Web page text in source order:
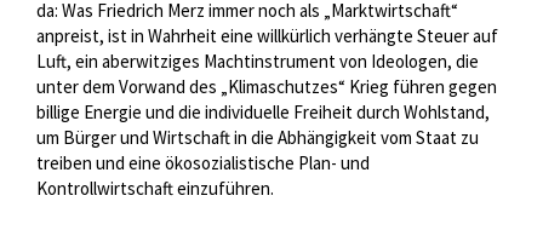
da: Was Friedrich Merz immer noch als „Marktwirtschaft“
anpreist, ist in Wahrheit eine willkürlich verhängte Steuer auf
Luft, ein aberwitziges Machtinstrument von Ideologen, die
unter dem Vorwand des „Klimaschutzes“ Krieg führen gegen
billige Energie und die individuelle Freiheit durch Wohlstand,
um Bürger und Wirtschaft in die Abhängigkeit vom Staat zu
treiben und eine ökosozialistische Plan- und
Kontrollwirtschaft einzuführen.